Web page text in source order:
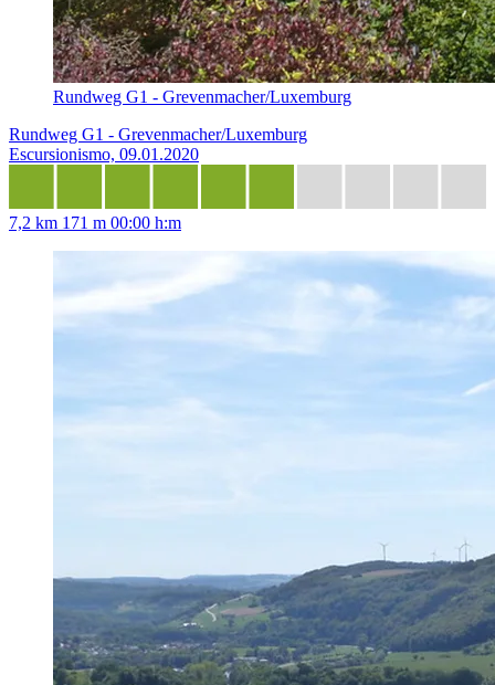
Rundweg G1 - Grevenmacher/Luxemburg
Rundweg G1 - Grevenmacher/Luxemburg
Escursionismo, 09.01.2020
7,2 km 171 m 00:00 h:m